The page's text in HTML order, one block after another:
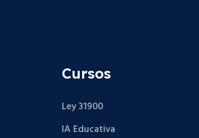
Cursos
Ley 31900
IA Educativa